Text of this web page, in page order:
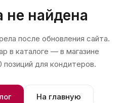
не найдена
после обновления сайта.
в каталоге — в магазине
позиций для кондитеров.
На главную